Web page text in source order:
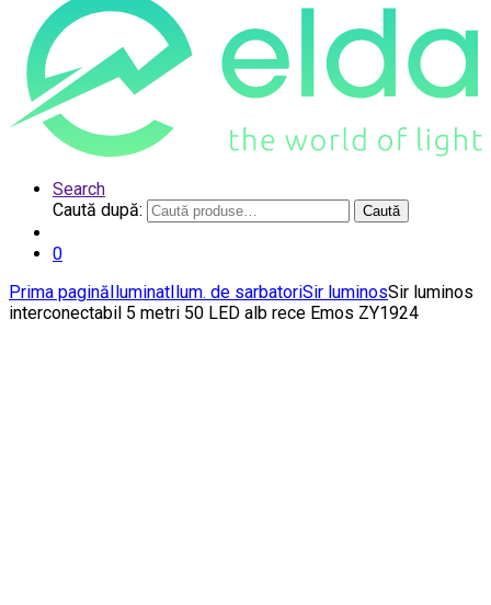
Search
Caută după:
Caută
0
Prima paginăIluminatIlum. de sarbatoriSir luminosSir luminos
interconectabil 5 metri 50 LED alb rece Emos ZY1924